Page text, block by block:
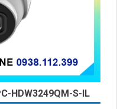
HDW3249QM-S-IL